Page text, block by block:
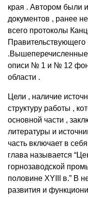
края . Автором были
документов , ранее
всего протоколы
Правительствующего
описи № 1 и № 12
области .
Цели , наличие
структуру работы ,
основной части ,
литературы и
часть включает в
глава называется
горнозаводской
половине XYIII в.” В
развития и